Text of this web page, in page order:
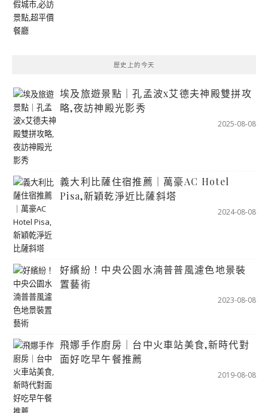
歷史上的今天
埃及旅遊景點｜孔孟波x艾德夫神殿雙拼攻
略,夜訪神殿光影秀
2025-08-08
義大利比薩住宿推薦｜萬豪AC Hotel
Pisa,新穎乾淨近比薩斜塔
2024-08-08
好繽紛！中央公園水湳普普風濾色地景裝
置藝術
2023-08-08
飛娜手作廚房｜台中火車站美食,新時代對
面好吃早午餐推薦
2019-08-08